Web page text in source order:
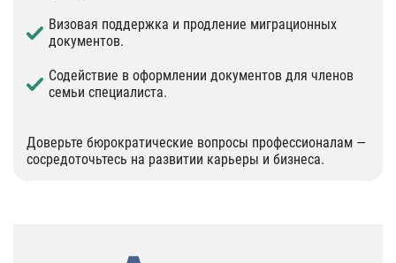
Визовая поддержка и продление миграционных
документов.
Содействие в оформлении документов для членов
семьи специалиста.
Доверьте бюрократические вопросы профессионалам —
сосредоточьтесь на развитии карьеры и бизнеса.